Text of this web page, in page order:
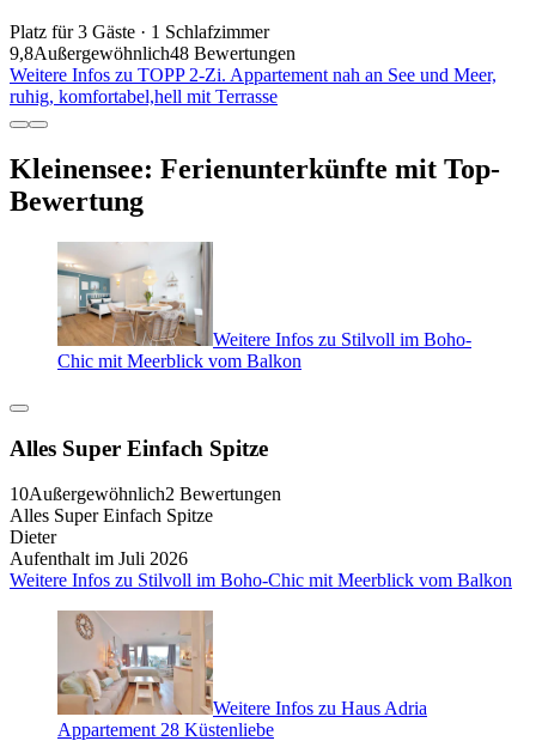
Platz für 3 Gäste · 1 Schlafzimmer
9,8Außergewöhnlich48 Bewertungen
Weitere Infos zu TOPP 2-Zi. Appartement nah an See und Meer,
ruhig, komfortabel,hell mit Terrasse
Kleinensee: Ferienunterkünfte mit Top-
Bewertung
Weitere Infos zu Stilvoll im Boho-
Chic mit Meerblick vom Balkon
Alles Super Einfach Spitze
10Außergewöhnlich2 Bewertungen
Alles Super Einfach Spitze
Dieter
Aufenthalt im Juli 2026
Weitere Infos zu Stilvoll im Boho-Chic mit Meerblick vom Balkon
Weitere Infos zu Haus Adria
Appartement 28 Küstenliebe